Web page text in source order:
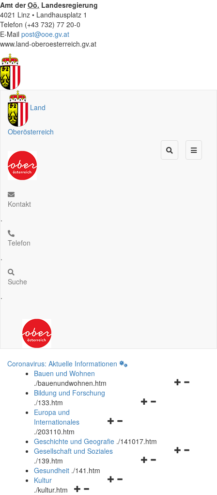
Amt derOö. Landesregierung
4021 Linz • Landhausplatz 1
Telefon (+43 732) 77 20-0
E-Mail post@ooe.gv.at
www.land-oberoesterreich.gv.at
Land
Oberösterreich
Kontakt
.
Telefon
.
Suche
.
Coronavirus: Aktuelle Informationen
Bauen und Wohnen
./bauenundwohnen.htm
Navigationsmenü
Bildung und Forschung
./133.htm
Navigationsmenü
und
schließen
Europa und
Internationales
./203110.htm
Geschichte und Geografie ./141017.htm
Navigationsmenü
Gesellschaft und Soziales
./139.htm
Navigationsmenü
Gesundheit ./141.htm
Navigationsmenü
Kultur
./kultur.htm